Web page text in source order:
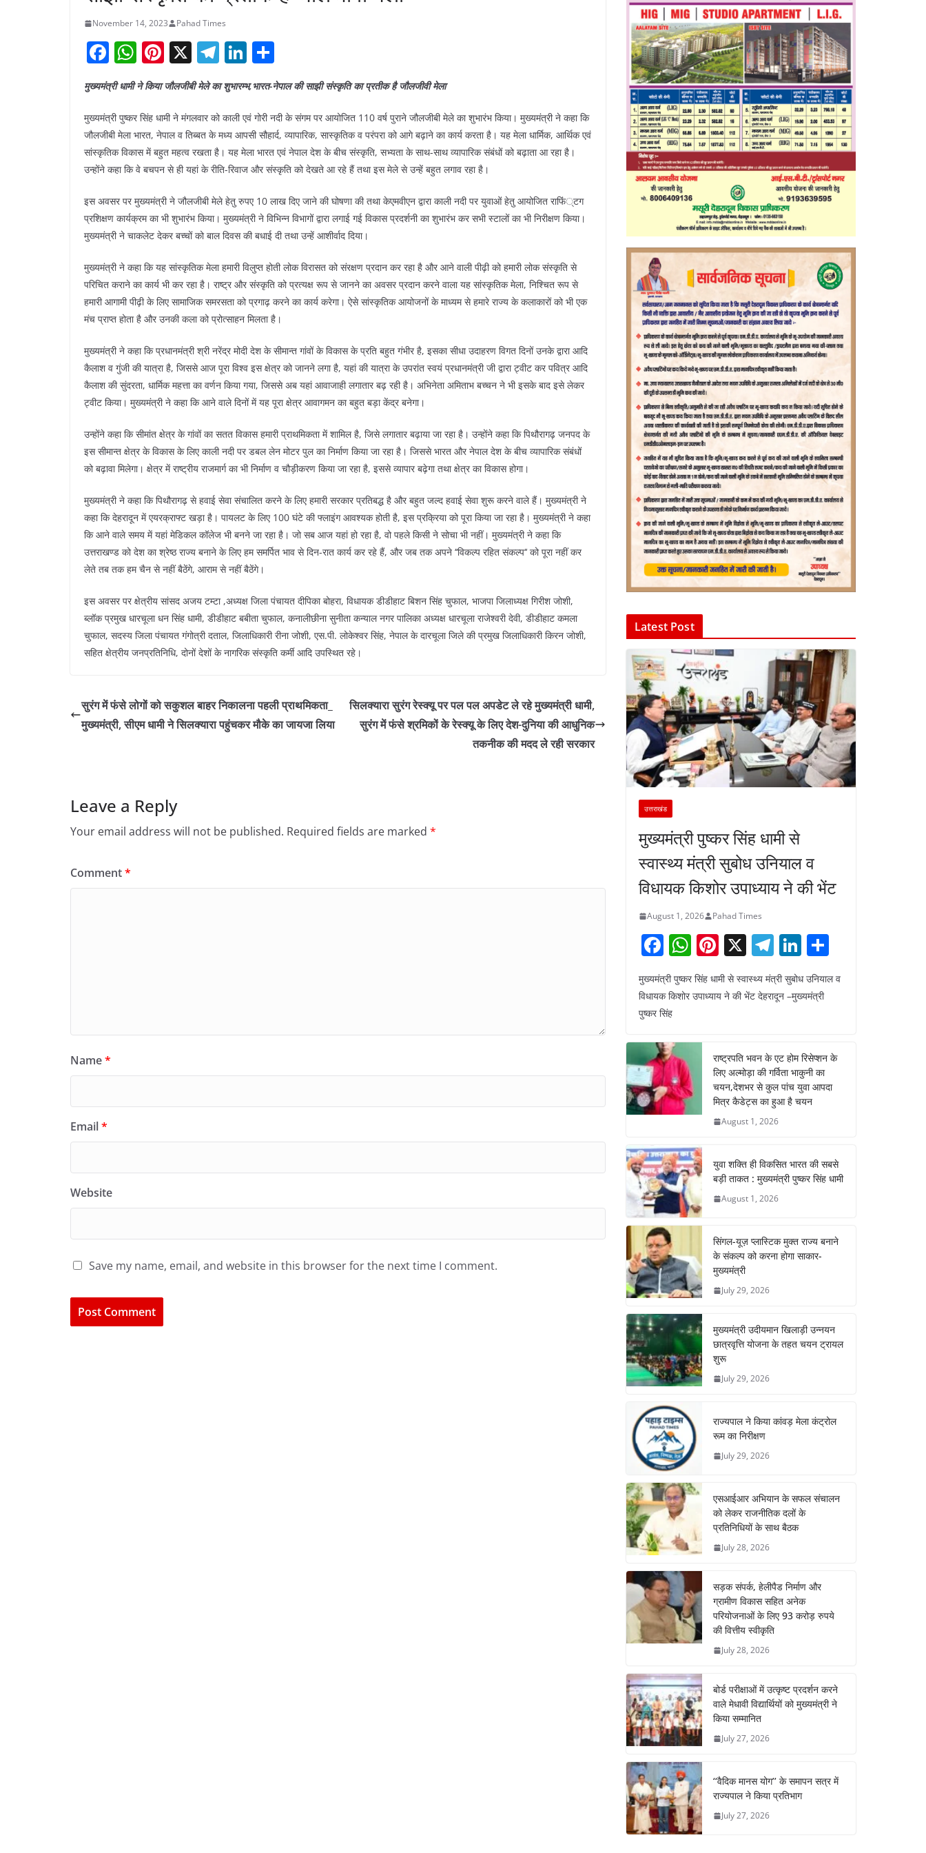
November 14, 2023 Pahad Times
F
a
c
e
b
o
k
W
h
at
s
A
p
Pi
nt
er
e
st
X T
e
gr
a
m
Li
k
e
dI
n
h
ar
e
मुख्यमंत्री धामी ने किया जौलजीबी मेले का शुभारम्भ,भारत-नेपाल की साझी संस्कृति का प्रतीक है जौलजीवी मेला
मुख्यमंत्री पुष्कर सिंह धामी ने मंगलवार को काली एवं गोरी नदी के संगम पर आयोजित 110 वर्ष पुराने जौलजीबी मेले का शुभारंभ किया। मुख्यमंत्री ने कहा कि
जौलजीबी मेला भारत, नेपाल व तिब्बत के मध्य आपसी सौहार्द, व्यापारिक, सास्कृतिक व परंपरा को आगे बढ़ाने का कार्य करता है। यह मेला धार्मिक, आर्थिक एवं
सांस्कृतिक विकास में बहुत महत्व रखता है। यह मेला भारत एवं नेपाल देश के बीच संस्कृति, सभ्यता के साथ-साथ व्यापारिक संबंधों को बढ़ाता आ रहा है।
उन्होंने कहा कि वे बचपन से ही यहां के रीति-रिवाज और संस्कृति को देखते आ रहे हैं तथा इस मेले से उन्हें बहुत लगाव रहा है।
इस अवसर पर मुख्यमंत्री ने जौलजीबी मेले हेतु रुपए 10 लाख दिए जाने की घोषणा की तथा केएमवीएन द्वारा काली नदी पर युवाओं हेतु आयोजित राफिं्टग
प्रशिक्षण कार्यक्रम का भी शुभारंभ किया। मुख्यमंत्री ने विभिन्न विभागों द्वारा लगाई गई विकास प्रदर्शनी का शुभारंभ कर सभी स्टालों का भी निरीक्षण किया।
मुख्यमंत्री ने चाकलेट देकर बच्चों को बाल दिवस की बधाई दी तथा उन्हें आशीर्वाद दिया।
मुख्यमंत्री ने कहा कि यह सांस्कृतिक मेला हमारी विलुप्त होती लोक विरासत को संरक्षण प्रदान कर रहा है और आने वाली पीढ़ी को हमारी लोक संस्कृति से
परिचित कराने का कार्य भी कर रहा है। राष्ट्र और संस्कृति को प्रत्यक्ष रूप से जानने का अवसर प्रदान करने वाला यह सांस्कृतिक मेला, निश्चित रूप से
हमारी आगामी पीढ़ी के लिए सामाजिक समरसता को प्रगाढ़ करने का कार्य करेगा। ऐसे सांस्कृतिक आयोजनों के माध्यम से हमारे राज्य के कलाकारों को भी एक
मंच प्राप्त होता है और उनकी कला को प्रोत्साहन मिलता है।
मुख्यमंत्री ने कहा कि प्रधानमंत्री श्री नरेंद्र मोदी देश के सीमान्त गांवों के विकास के प्रति बहुत गंभीर है, इसका सीधा उदाहरण विगत दिनों उनके द्वारा आदि
कैलाश व गुंजी की यात्रा है, जिससे आज पूरा विश्व इस क्षेत्र को जानने लगा है, यहां की यात्रा के उपरांत स्वयं प्रधानमंत्री जी द्वारा ट्वीट कर पवित्र आदि
कैलाश की सुंदरता, धार्मिक महत्ता का वर्णन किया गया, जिससे अब यहां आवाजाही लगातार बढ़ रही है। अभिनेता अमिताभ बच्चन ने भी इसके बाद इसे लेकर
ट्वीट किया। मुख्यमंत्री ने कहा कि आने वाले दिनों में यह पूरा क्षेत्र आवागमन का बहुत बड़ा केंद्र बनेगा।
उन्होंने कहा कि सीमांत क्षेत्र के गांवों का सतत विकास हमारी प्राथमिकता में शामिल है, जिसे लगातार बढ़ाया जा रहा है। उन्होंने कहा कि पिथौरागढ़ जनपद के
इस सीमान्त क्षेत्र के विकास के लिए काली नदी पर डबल लेन मोटर पुल का निर्माण किया जा रहा है। जिससे भारत और नेपाल देश के बीच व्यापारिक संबंधों
को बढ़ावा मिलेगा। क्षेत्र में राष्ट्रीय राजमार्ग का भी निर्माण व चौड़ीकरण किया जा रहा है, इससे व्यापार बढ़ेगा तथा क्षेत्र का विकास होगा।
मुख्यमंत्री ने कहा कि पिथौरागढ़ से हवाई सेवा संचालित करने के लिए हमारी सरकार प्रतिबद्ध है और बहुत जल्द हवाई सेवा शुरू करने वाले हैं। मुख्यमंत्री ने
कहा कि देहरादून में एयरक्राफ्ट खड़ा है। पायलट के लिए 100 घंटे की फ्लाइंग आवश्यक होती है, इस प्रक्रिया को पूरा किया जा रहा है। मुख्यमंत्री ने कहा
कि आने वाले समय में यहां मेडिकल कॉलेज भी बनने जा रहा है। जो सब आज यहां हो रहा है, वो पहले किसी ने सोचा भी नहीं। मुख्यमंत्री ने कहा कि
उत्तराखण्ड को देश का श्रेष्ठ राज्य बनाने के लिए हम समर्पित भाव से दिन-रात कार्य कर रहे हैं, और जब तक अपने ‘‘विकल्प रहित संकल्प‘‘ को पूरा नहीं कर
लेते तब तक हम चैन से नहीं बैठेंगे, आराम से नहीं बैठेंगे।
इस अवसर पर क्षेत्रीय सांसद अजय टम्टा ,अध्यक्ष जिला पंचायत दीपिका बोहरा, विधायक डीडीहाट बिशन सिंह चुफाल, भाजपा जिलाध्यक्ष गिरीश जोशी,
ब्लॉक प्रमुख धारचूला धन सिंह धामी, डीडीहाट बबीता चुफाल, कनालीछीना सुनीता कन्याल नगर पालिका अध्यक्ष धारचूला राजेश्वरी देवी, डीडीहाट कमला
चुफाल, सदस्य जिला पंचायत गंगोत्री दताल, जिलाधिकारी रीना जोशी, एस.पी. लोकेश्वर सिंह, नेपाल के दारचूला जिले की प्रमुख जिलाधिकारी किरन जोशी,
सहित क्षेत्रीय जनप्रतिनिधि, दोनों देशों के नागरिक संस्कृति कर्मी आदि उपस्थित रहे।
सुरंग में फंसे लोगों को सकुशल बाहर निकालना पहली प्राथमिकता_
मुख्यमंत्री, सीएम धामी ने सिलक्यारा पहुंचकर मौके का जायजा लिया
सिलक्यारा सुरंग रेस्क्यू पर पल पल अपडेट ले रहे मुख्यमंत्री धामी,
सुरंग में फंसे श्रमिकों के रेस्क्यू के लिए देश-दुनिया की आधुनिक
तकनीक की मदद ले रही सरकार
Leave a Reply
Your email address will not be published. Required fields are marked *
Comment*
Name*
Email*
Website
Save my name, email, and website in this browser for the next time I comment.
Latest Post
उत्तराखंड
मुख्यमंत्री पुष्कर सिंह धामी से
स्वास्थ्य मंत्री सुबोध उनियाल व
विधायक किशोर उपाध्याय ने की भेंट
August 1, 2026 Pahad Times
F
a
c
e
o
o
k
W
h
at
p
Pi
nt
er
X T
el
e
gr
m
Li
n
k
n
ar
मुख्यमंत्री पुष्कर सिंह धामी से स्वास्थ्य मंत्री सुबोध उनियाल व
विधायक किशोर उपाध्याय ने की भेंट देहरादून –मुख्यमंत्री
पुष्कर सिंह
राष्ट्रपति भवन के एट होम रिसेप्शन के
लिए अल्मोड़ा की गर्विता भाकुनी का
चयन,देशभर से कुल पांच युवा आपदा
मित्र कैडेट्स का हुआ है चयन
August 1, 2026
युवा शक्ति ही विकसित भारत की सबसे
बड़ी ताकत : मुख्यमंत्री पुष्कर सिंह धामी
August 1, 2026
सिंगल-यूज़ प्लास्टिक मुक्त राज्य बनाने
के संकल्प को करना होगा साकार-
मुख्यमंत्री
July 29, 2026
मुख्यमंत्री उदीयमान खिलाड़ी उन्नयन
छात्रवृत्ति योजना के तहत चयन ट्रायल
शुरू
July 29, 2026
राज्यपाल ने किया कांवड़ मेला कंट्रोल
रूम का निरीक्षण
July 29, 2026
एसआईआर अभियान के सफल संचालन
को लेकर राजनीतिक दलों के
प्रतिनिधियों के साथ बैठक
July 28, 2026
सड़क संपर्क, हेलीपैड निर्माण और
ग्रामीण विकास सहित अनेक
परियोजनाओं के लिए 93 करोड़ रुपये
की वित्तीय स्वीकृति
July 28, 2026
बोर्ड परीक्षाओं में उत्कृष्ट प्रदर्शन करने
वाले मेधावी विद्यार्थियों को मुख्यमंत्री ने
किया सम्मानित
July 27, 2026
‘‘वैदिक मानस योग’’ के समापन सत्र में
राज्यपाल ने किया प्रतिभाग
July 27, 2026